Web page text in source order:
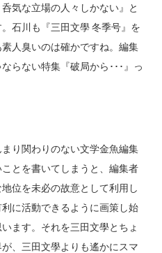
気な立場の人々しかない』と
石川も『三田文學 冬季号』を
人臭いのは確かですね。編集
らない特集『破局から･･･』っ
り関わりのない文学金魚編集
とを書いてしまうと、編集者
位を未必の故意として利用し
に活動できるように画策し始
ます。それを三田文學とちょ
、三田文學よりも遙かにスマ